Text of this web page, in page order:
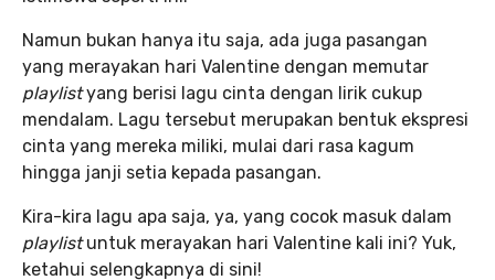
Namun bukan hanya itu saja, ada juga pasangan
yang merayakan hari Valentine dengan memutar
playlistyang berisi lagu cinta dengan lirik cukup
mendalam. Lagu tersebut merupakan bentuk ekspresi
cinta yang mereka miliki, mulai dari rasa kagum
hingga janji setia kepada pasangan.
Kira-kira lagu apa saja, ya, yang cocok masuk dalam
playlistuntuk merayakan hari Valentine kali ini? Yuk,
ketahui selengkapnya di sini!